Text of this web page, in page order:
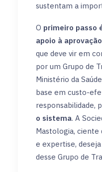
sustentam a
O primeiro passo
apoio à aprovação
que deve vir em
por um Grupo de
Ministério da
base em custo-
responsabilidade,
o sistema. A
Mastologia, ciente
e expertise,
desse Grupo de